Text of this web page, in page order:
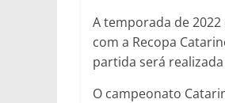
A temporada de
com a Recopa
partida será
O campeonato